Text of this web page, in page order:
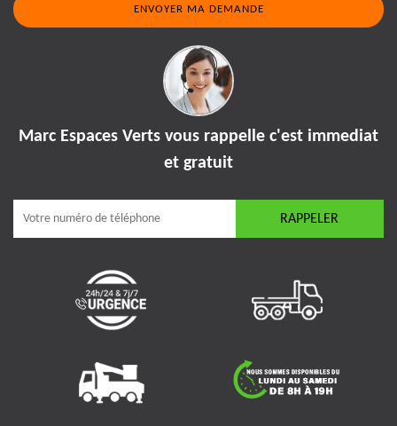
Marc Espaces Verts vous rappelle c'est immediat
et gratuit